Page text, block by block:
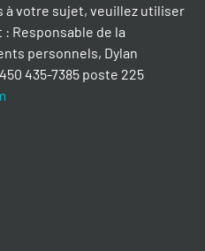
votre sujet, veuillez utiliser
Responsable de la
personnels, Dylan
435-7385 poste 225